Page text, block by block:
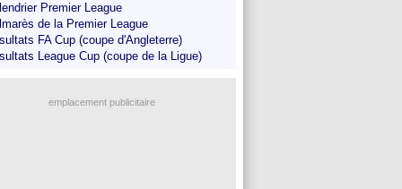
Premier League
de la Premier League
FA Cup (coupe d'Angleterre)
League Cup (coupe de la Ligue)
emplacement publicitaire